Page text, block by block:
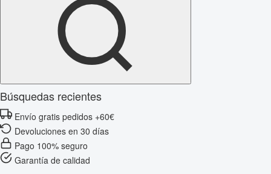
Búsquedas recientes
Envío gratis pedidos +60€
Devoluciones en 30 días
Pago 100% seguro
Garantía de calidad